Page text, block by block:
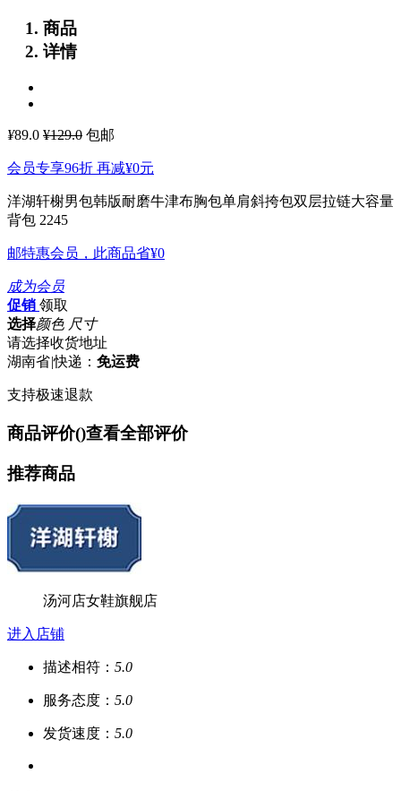
商品
详情
¥89.0 ¥129.0 包邮
会员专享96折 再减¥0元
洋湖轩榭男包韩版耐磨牛津布胸包单肩斜挎包双层拉链大容量
背包 2245
邮特惠会员，此商品省¥0
成为会员
促销 领取
选择颜色 尺寸
请选择收货地址
湖南省|快递： 免运费
支持极速退款
商品评价()查看全部评价
推荐商品
汤河店女鞋旗舰店
进入店铺
描述相符： 5.0
服务态度： 5.0
发货速度： 5.0